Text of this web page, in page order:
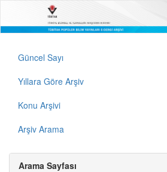
Güncel Sayı
Yıllara Göre Arşiv
Konu Arşivi
Arşiv Arama
Arama Sayfası